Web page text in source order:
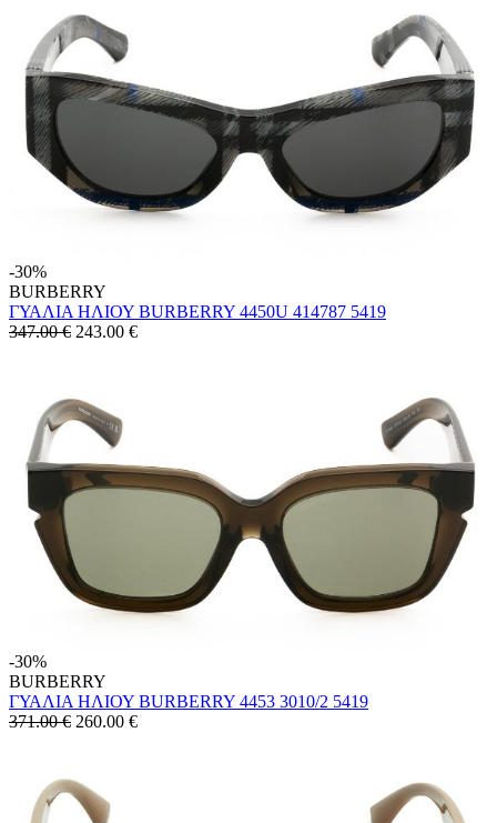
-30%
BURBERRY
ΓΥΑΛΙΑ ΗΛΙΟΥ BURBERRY 4450U 414787 5419
347.00 € 243.00 €
-30%
BURBERRY
ΓΥΑΛΙΑ ΗΛΙΟΥ BURBERRY 4453 3010/2 5419
371.00 € 260.00 €